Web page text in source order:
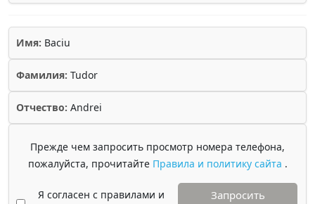
Имя: Baciu
Фамилия: Tudor
Отчество: Andrei
Прежде чем запросить просмотр номера телефона,
пожалуйста, прочитайте Правила и политику сайта .
Я согласен с правилами и
Запросить